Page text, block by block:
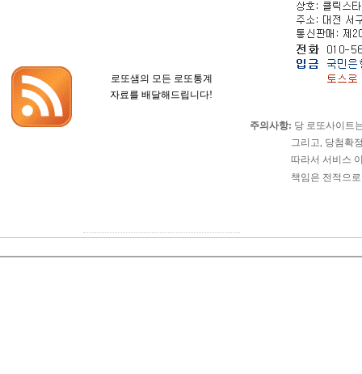
로또샘의 모든 로또통계
자료를 배달해드립니다!
주의사항: 당 로또사이트
그리고, 당첨확정이
따라서 서비스 이용으
책임은 전적으로 서